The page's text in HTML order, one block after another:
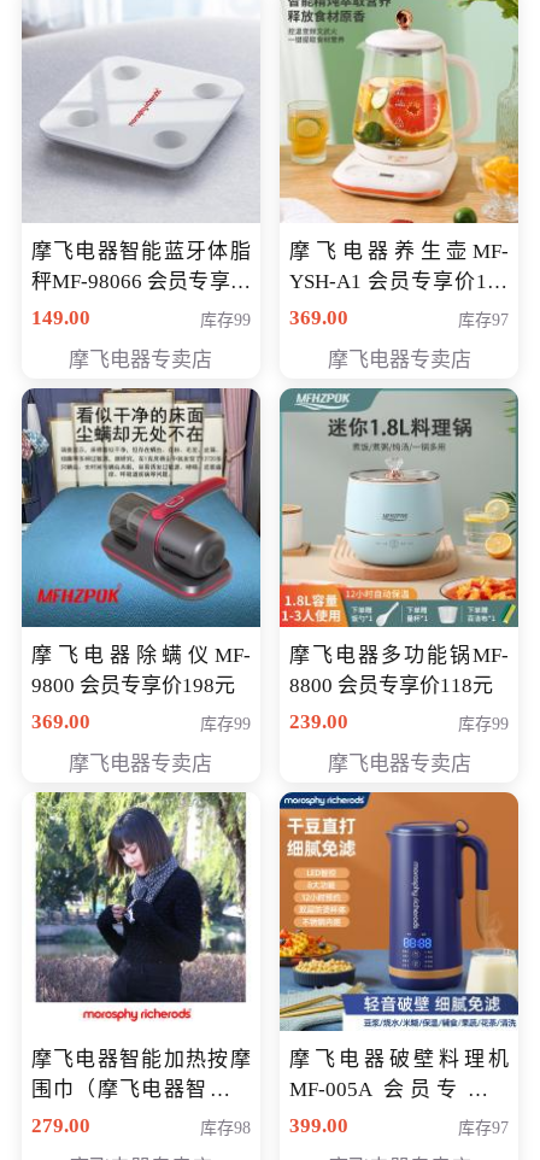
摩飞电器智能蓝牙体脂
秤MF-98066 会员专享价
98元
149.00 库存99
摩飞电器专卖店
摩飞电器养生壶MF-
YSH-A1 会员专享价198
元
369.00 库存97
摩飞电器专卖店
摩飞电器除螨仪MF-
9800 会员专享价198元
369.00
库存99
摩飞电器专卖店
摩飞电器多功能锅MF-
8800 会员专享价118元
239.00
库存99
摩飞电器专卖店
摩飞电器智能加热按摩
围巾（摩飞电器智能加
热按摩围脖） 会员专享
279.00 库存98
摩飞电器破壁料理机
MF-005A 会员专享价
198元
399.00 库存97